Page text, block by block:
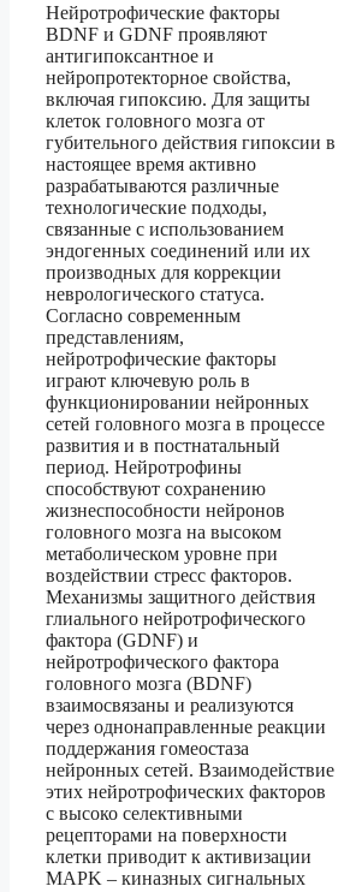
Нейротрофические факторы
BDNF и GDNF проявляют
антигипоксантное и
нейропротекторное свойства,
включая гипоксию. Для защиты
клеток головного мозга от
губительного действия гипоксии в
настоящее время активно
разрабатываются различные
технологические подходы,
связанные с использованием
эндогенных соединений или их
производных для коррекции
неврологического статуса.
Согласно современным
представлениям,
нейротрофические факторы
играют ключевую роль в
функционировании нейронных
сетей головного мозга в процессе
развития и в постнатальный
период. Нейротрофины
способствуют сохранению
жизнеспособности нейронов
головного мозга на высоком
метаболическом уровне при
воздействии стресс факторов.
Механизмы защитного действия
глиального нейротрофического
фактора (GDNF) и
нейротрофического фактора
головного мозга (BDNF)
взаимосвязаны и реализуются
через однонаправленные реакции
поддержания гомеостаза
нейронных сетей. Взаимодействие
этих нейротрофических факторов
с высоко селективными
рецепторами на поверхности
клетки приводит к активизации
MAPK – киназных сигнальных